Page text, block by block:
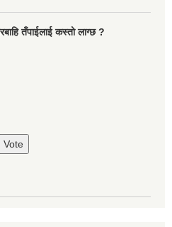
तँपाईलाई कस्तो लाग्छ ?